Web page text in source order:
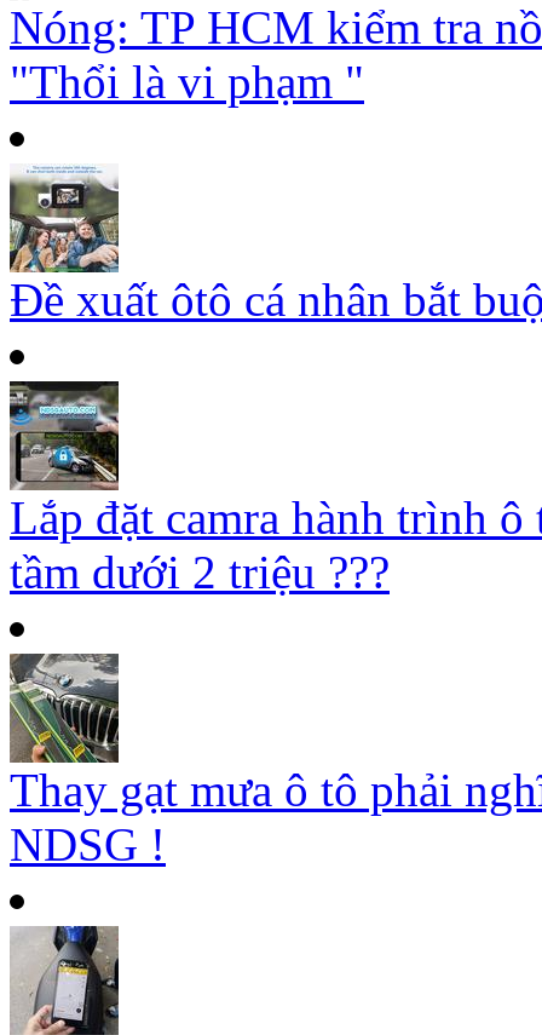
Nóng: TP HCM kiểm tra
"Thổi là vi phạm "
Đề xuất ôtô cá nhân bắt
Lắp đặt camra hành trình
tầm dưới 2 triệu ???
Thay gạt mưa ô tô phải
NDSG !